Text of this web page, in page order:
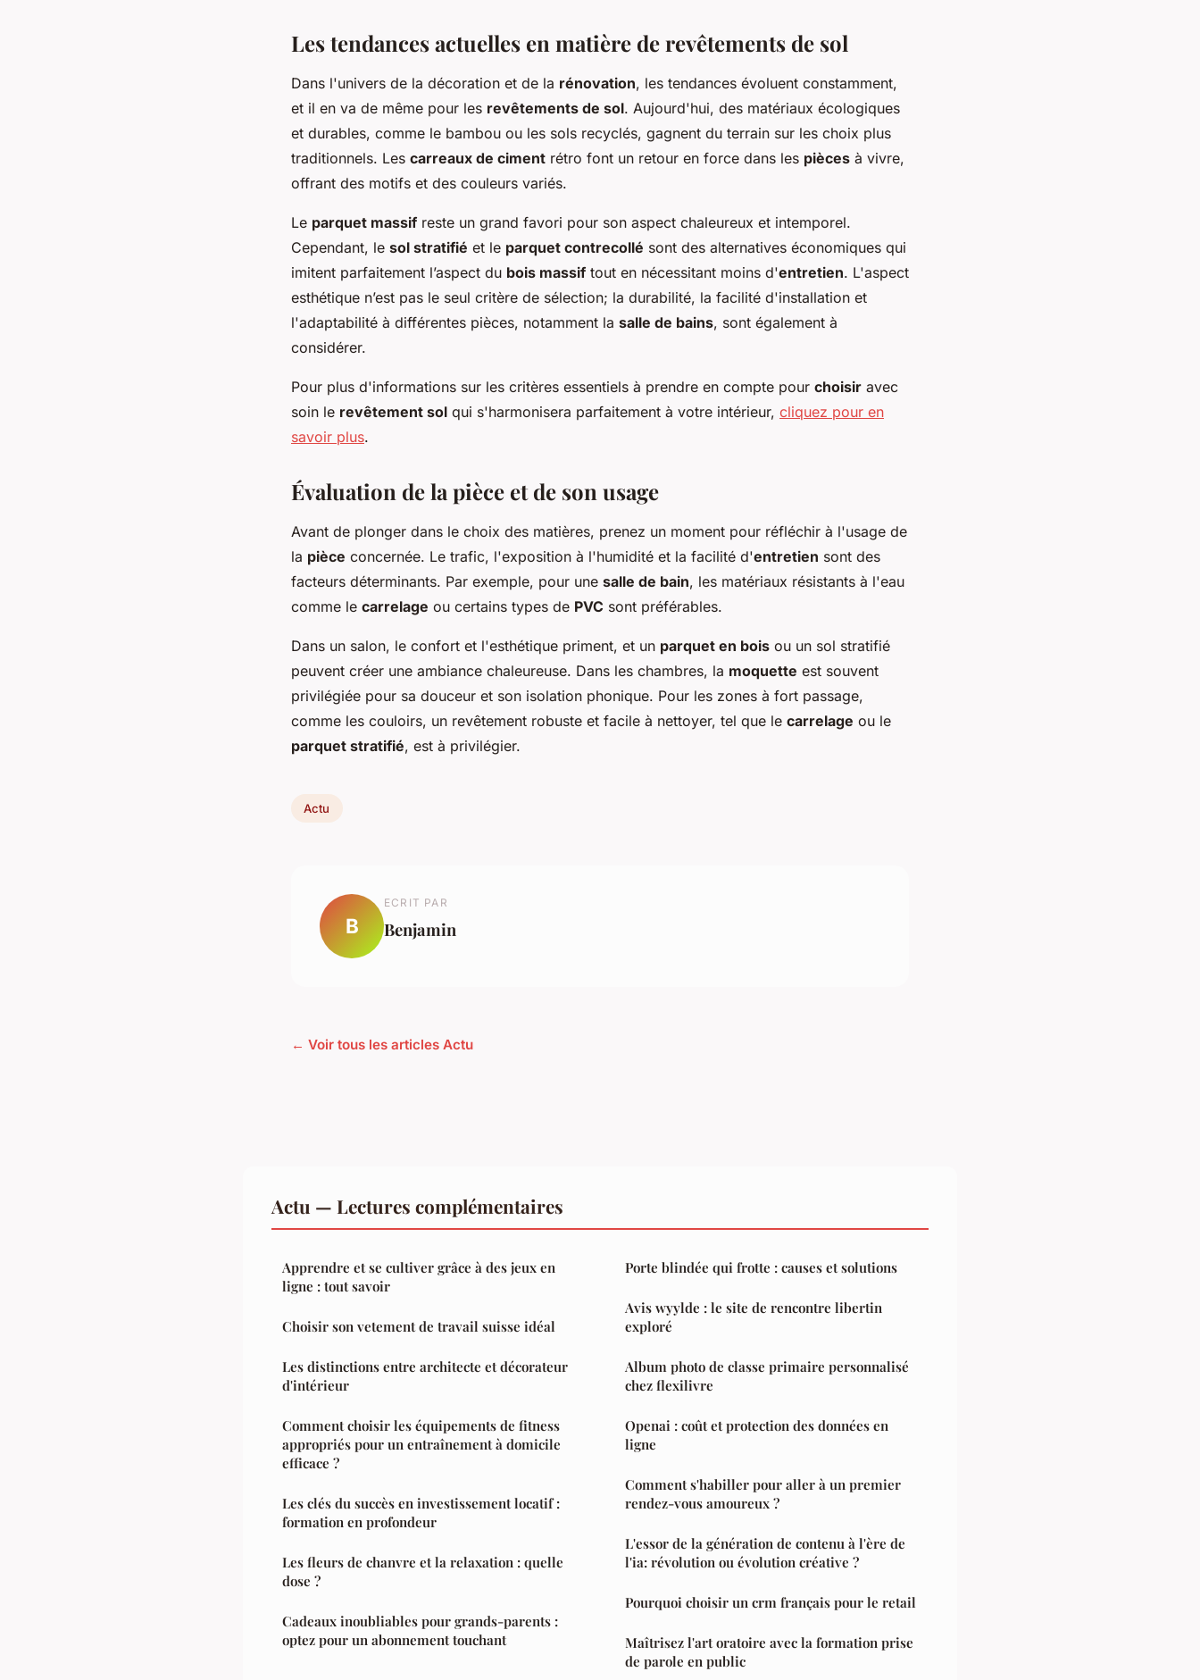
Les tendances actuelles en matière de revêtements de sol
Dans l'univers de la décoration et de la rénovation, les tendances évoluent constamment,
et il en va de même pour les revêtements de sol. Aujourd'hui, des matériaux écologiques
et durables, comme le bambou ou les sols recyclés, gagnent du terrain sur les choix plus
traditionnels. Les carreaux de ciment rétro font un retour en force dans les pièces à vivre,
offrant des motifs et des couleurs variés.
Le parquet massifreste un grand favori pour son aspect chaleureux et intemporel.
Cependant, le sol stratifié et le parquet contrecollé sont des alternatives économiques qui
imitent parfaitement l’aspect du bois massiftout en nécessitant moins d'entretien. L'aspect
esthétique n’est pas le seul critère de sélection; la durabilité, la facilité d'installation et
l'adaptabilité à différentes pièces, notamment la salle de bains, sont également à
considérer.
Pour plus d'informations sur les critères essentiels à prendre en compte pour choisir avec
soin le revêtement sol qui s'harmonisera parfaitement à votre intérieur, cliquez pour en
savoir plus.
Évaluation de la pièce et de son usage
Avant de plonger dans le choix des matières, prenez un moment pour réfléchir à l'usage de
la pièce concernée. Le trafic, l'exposition à l'humidité et la facilité d'entretien sont des
facteurs déterminants. Par exemple, pour une salle de bain, les matériaux résistants à l'eau
comme le carrelage ou certains types de PVC sont préférables.
Dans un salon, le confort et l'esthétique priment, et un parquet en bois ou un sol stratifié
peuvent créer une ambiance chaleureuse. Dans les chambres, la moquette est souvent
privilégiée pour sa douceur et son isolation phonique. Pour les zones à fort passage,
comme les couloirs, un revêtement robuste et facile à nettoyer, tel que le carrelage ou le
parquet stratifié, est à privilégier.
Actu
B
ECRIT PAR
Benjamin
← Voir tous les articles Actu
Actu — Lectures complémentaires
Apprendre et se cultiver grâce à des jeux en
ligne : tout savoir
Choisir son vetement de travail suisse idéal
Les distinctions entre architecte et décorateur
d'intérieur
Comment choisir les équipements de fitness
appropriés pour un entraînement à domicile
efficace ?
Les clés du succès en investissement locatif :
formation en profondeur
Les fleurs de chanvre et la relaxation : quelle
dose ?
Cadeaux inoubliables pour grands-parents :
optez pour un abonnement touchant
Porte blindée qui frotte : causes et solutions
Avis wyylde : le site de rencontre libertin
exploré
Album photo de classe primaire personnalisé
chez flexilivre
Openai : coût et protection des données en
ligne
Comment s'habiller pour aller à un premier
rendez-vous amoureux ?
L'essor de la génération de contenu à l'ère de
l'ia: révolution ou évolution créative ?
Pourquoi choisir un crm français pour le retail
Maîtrisez l'art oratoire avec la formation prise
de parole en public